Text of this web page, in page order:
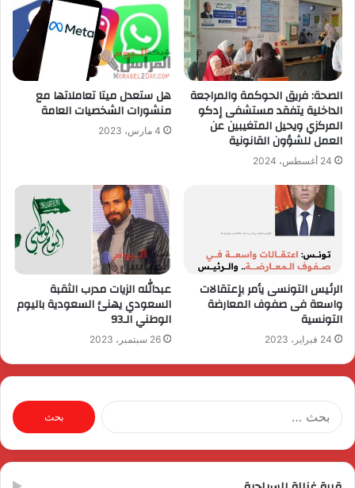
الصحة: فريق الحوكمة والمراجعة
الداخلية يتفقد مستشفى إدكو
المركزي ويحيل المتغيبين عن
العمل للشؤون القانونية
24 أغسطس، 2024
هل ستعدل ميتا تعاملاتها مع
منشورات الشخصيات العامة
4 مارس، 2023
الرئيس التونسى يأمر بإعتقالات
واسعة فى صفوف المعارضة
التونسية
24 فبراير، 2023
عبدالله الزيات مدرب الثقبة
السعودي يهنئ السعودية باليوم
الوطني الـ93
26 سبتمبر، 2023
البحث
عن: